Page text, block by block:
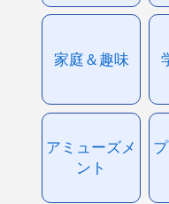
家庭＆趣味
アミューズメ
ント